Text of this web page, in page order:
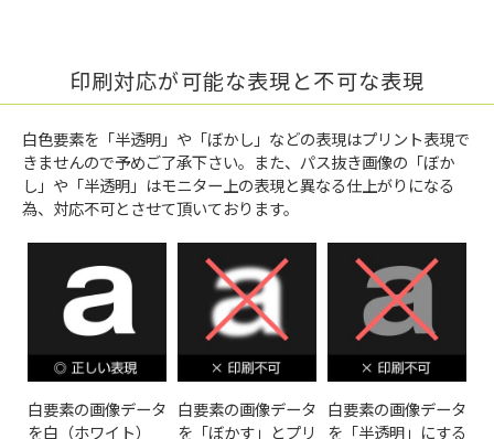
印刷対応が可能な表現と不可な表現
白色要素を「半透明」や「ぼかし」などの表現はプリント表現で
きませんので予めご了承下さい。また、パス抜き画像の「ぼか
し」や「半透明」はモニター上の表現と異なる仕上がりになる
為、対応不可とさせて頂いております。
白要素の画像データ
を白（ホワイト）
白要素の画像データ
を「ぼかす」とプリ
白要素の画像データ
を「半透明」にする